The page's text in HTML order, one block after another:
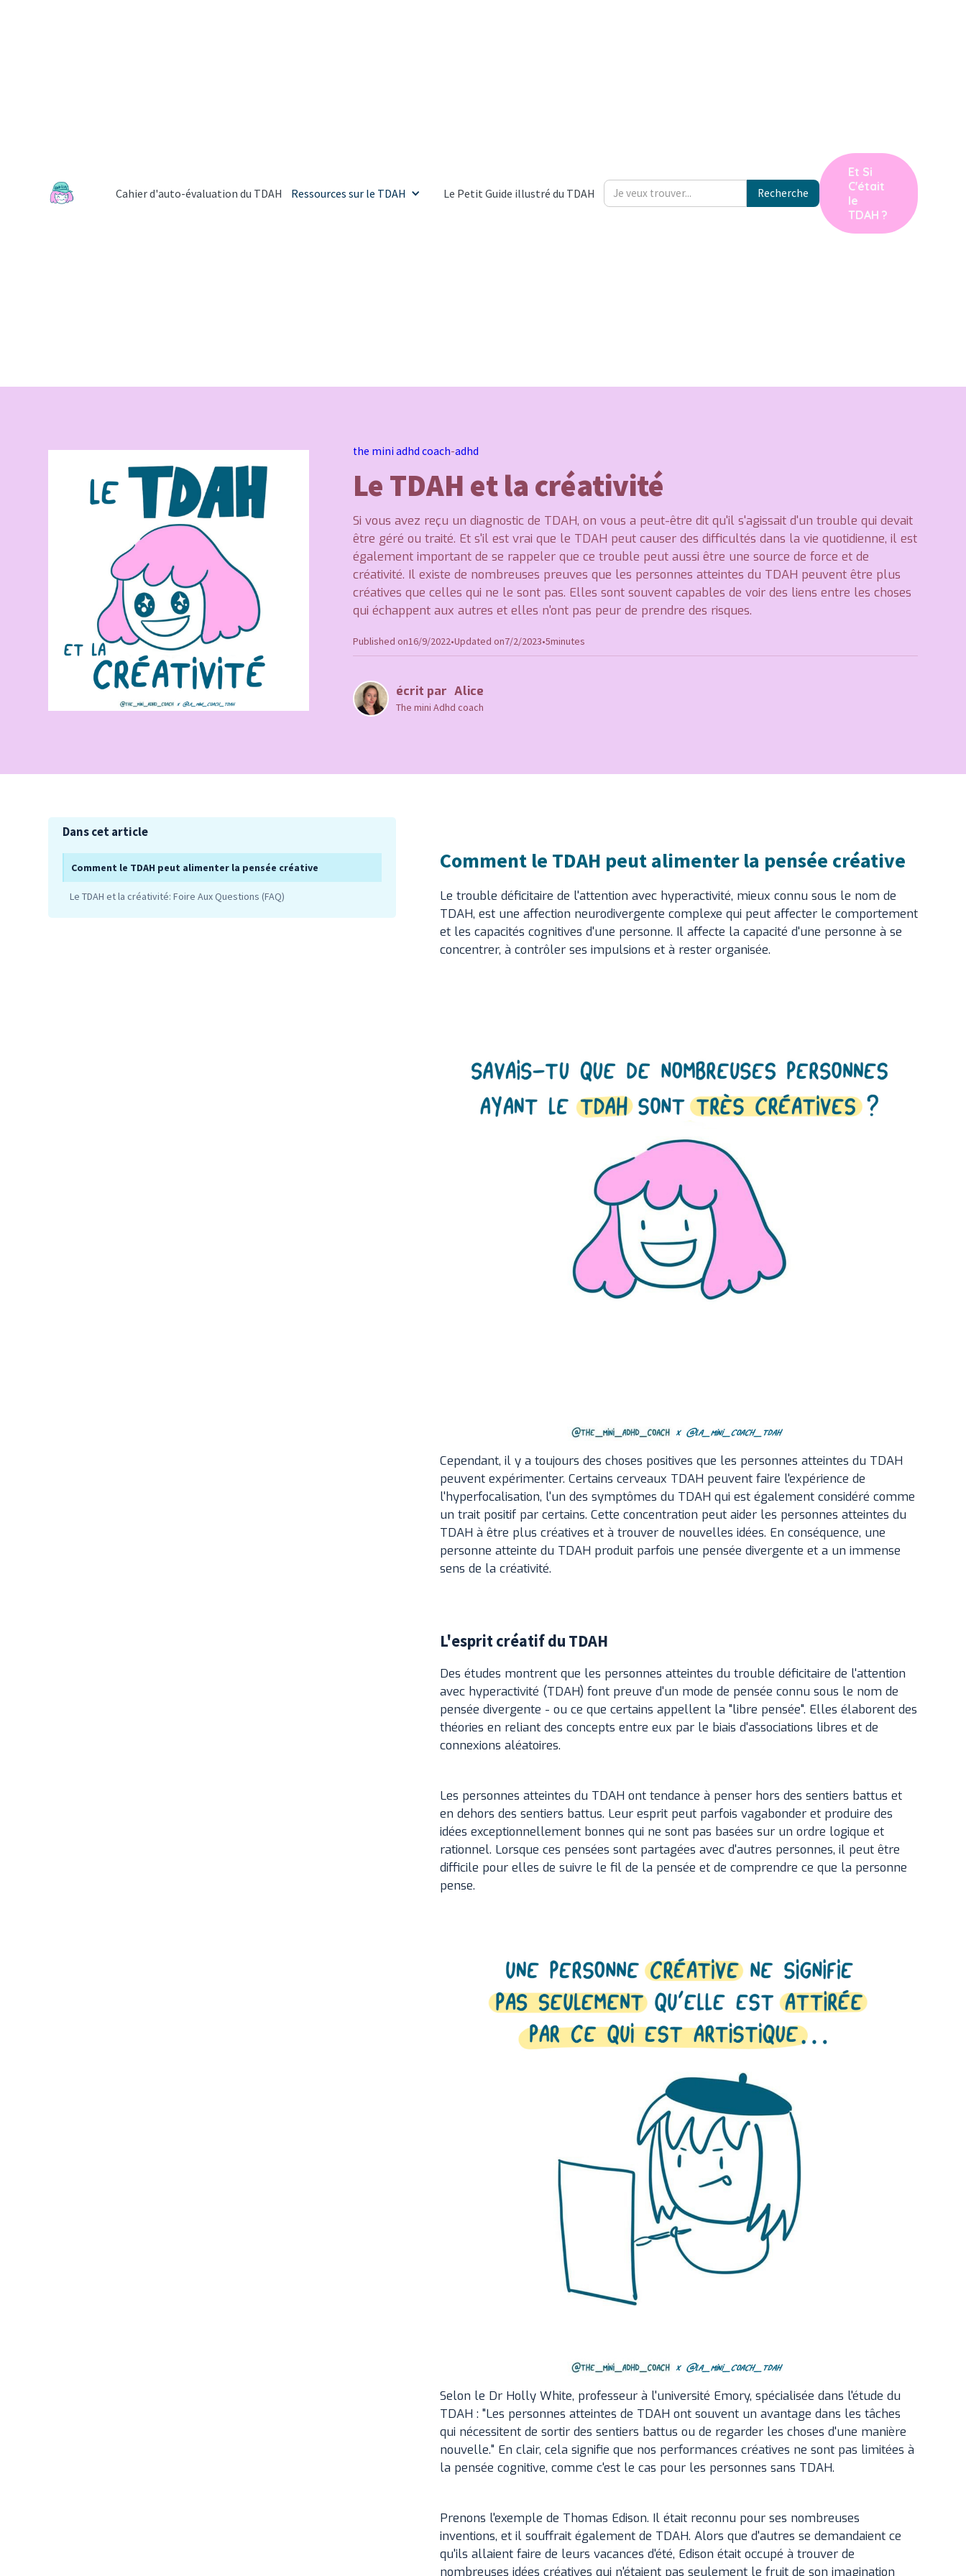
Cahier d'auto-évaluation du TDAH Ressources sur le TDAH Le Petit Guide illustré du TDAH
Et Si
C'était
le
TDAH ?
the mini adhd coach-adhd
Le TDAH et la créativité
Si vous avez reçu un diagnostic de TDAH, on vous a peut-être dit qu'il s'agissait d'un trouble qui devait
être géré ou traité. Et s'il est vrai que le TDAH peut causer des difficultés dans la vie quotidienne, il est
également important de se rappeler que ce trouble peut aussi être une source de force et de
créativité. Il existe de nombreuses preuves que les personnes atteintes du TDAH peuvent être plus
créatives que celles qui ne le sont pas. Elles sont souvent capables de voir des liens entre les choses
qui échappent aux autres et elles n'ont pas peur de prendre des risques.
Published on16/9/2022•Updated on7/2/2023•5minutes
écrit par Alice
The mini Adhd coach
Dans cet article
Comment le TDAH peut alimenter la pensée créative
Le TDAH et la créativité: Foire Aux Questions (FAQ)
Comment le TDAH peut alimenter la pensée créative
Le trouble déficitaire de l'attention avec hyperactivité, mieux connu sous le nom de
TDAH, est une affection neurodivergente complexe qui peut affecter le comportement
et les capacités cognitives d'une personne. Il affecte la capacité d'une personne à se
concentrer, à contrôler ses impulsions et à rester organisée.
Cependant, il y a toujours des choses positives que les personnes atteintes du TDAH
peuvent expérimenter. Certains cerveaux TDAH peuvent faire l'expérience de
l'hyperfocalisation, l'un des symptômes du TDAH qui est également considéré comme
un trait positif par certains. Cette concentration peut aider les personnes atteintes du
TDAH à être plus créatives et à trouver de nouvelles idées. En conséquence, une
personne atteinte du TDAH produit parfois une pensée divergente et a un immense
sens de la créativité.
L'esprit créatif du TDAH
Des études montrent que les personnes atteintes du trouble déficitaire de l'attention
avec hyperactivité (TDAH) font preuve d'un mode de pensée connu sous le nom de
pensée divergente - ou ce que certains appellent la "libre pensée". Elles élaborent des
théories en reliant des concepts entre eux par le biais d'associations libres et de
connexions aléatoires.
Les personnes atteintes du TDAH ont tendance à penser hors des sentiers battus et
en dehors des sentiers battus. Leur esprit peut parfois vagabonder et produire des
idées exceptionnellement bonnes qui ne sont pas basées sur un ordre logique et
rationnel. Lorsque ces pensées sont partagées avec d'autres personnes, il peut être
difficile pour elles de suivre le fil de la pensée et de comprendre ce que la personne
pense.
Selon le Dr Holly White, professeur à l'université Emory, spécialisée dans l'étude du
TDAH : "Les personnes atteintes de TDAH ont souvent un avantage dans les tâches
qui nécessitent de sortir des sentiers battus ou de regarder les choses d'une manière
nouvelle." En clair, cela signifie que nos performances créatives ne sont pas limitées à
la pensée cognitive, comme c'est le cas pour les personnes sans TDAH.
Prenons l'exemple de Thomas Edison. Il était reconnu pour ses nombreuses
inventions, et il souffrait également de TDAH. Alors que d'autres se demandaient ce
qu'ils allaient faire de leurs vacances d'été, Edison était occupé à trouver de
nombreuses idées créatives qui n'étaient pas seulement le fruit de son imagination